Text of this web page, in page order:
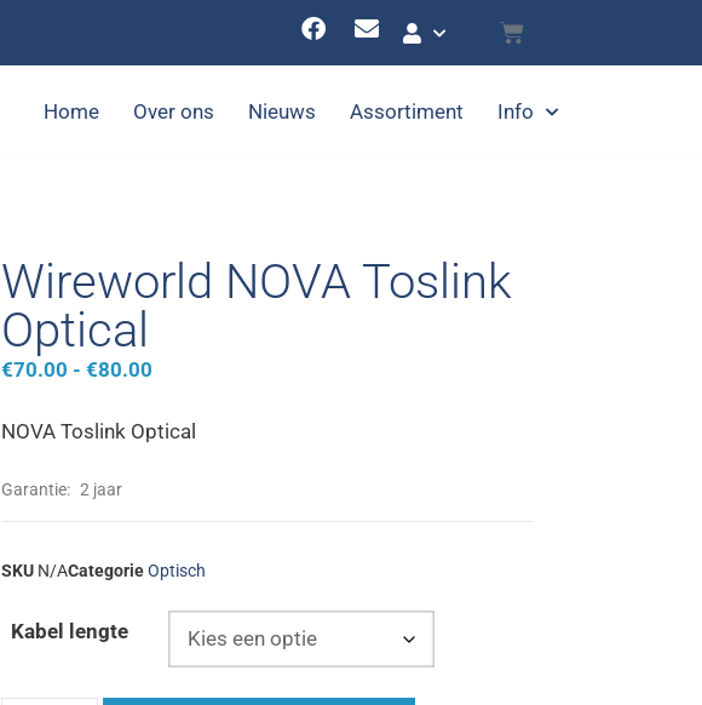
Home Over ons Nieuws Assortiment Info
Wireworld NOVA Toslink
Optical
€70.00 - €80.00
NOVA Toslink Optical
Garantie: 2 jaar
SKU N/ACategorieOptisch
Kabel lengte